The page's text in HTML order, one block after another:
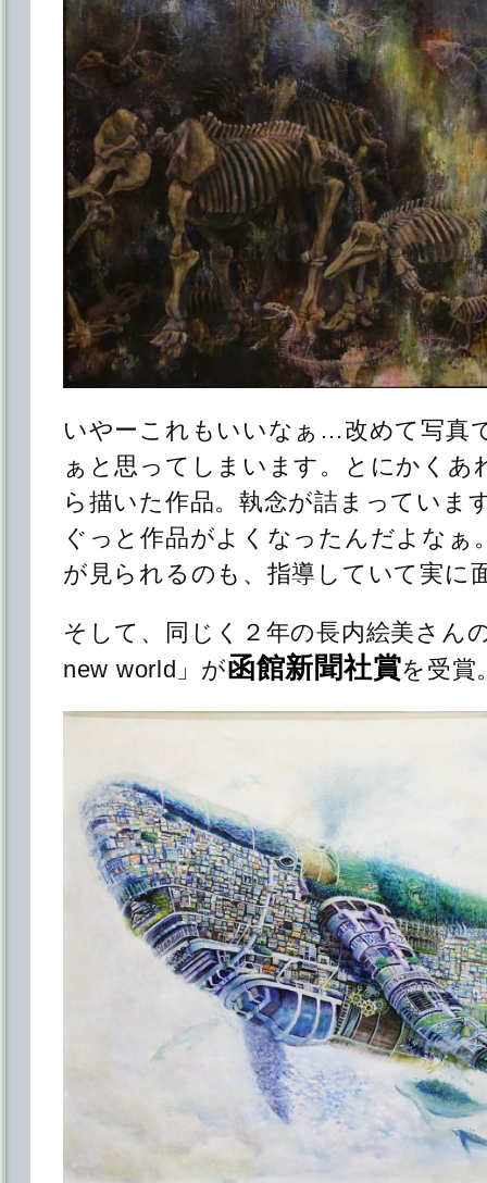
いやーこれもいいなぁ…改めて写真
ぁと思ってしまいます。とにかくあ
ら描いた作品。執念が詰まっていま
ぐっと作品がよくなったんだよなぁ
が見られるのも、指導していて実に
そして、同じく２年の長内絵美さん
new world」が函館新聞社賞を受賞